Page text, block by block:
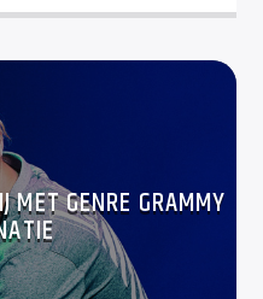
MET GENRE GRAMMY